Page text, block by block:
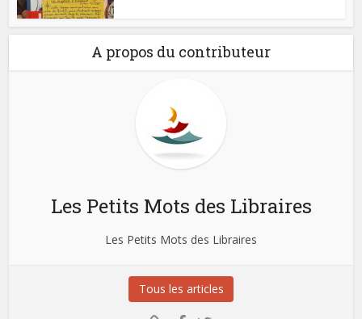
A propos du contributeur
Les Petits Mots des Libraires
Les Petits Mots des Libraires
Tous les articles